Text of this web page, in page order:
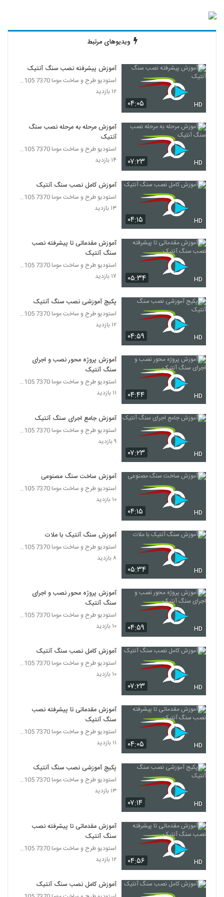
ویدیوهای مرتبط
۰۴:۰۵ HD
آموزش پیشرفته نصب سنگ آنتیک
استودیو طرح و ساخت موما 7370 7105-021
۱۲ بازدید
۰۷:۲۳ HD
آموزش مرحله به مرحله نصب سنگ
آنتیک
استودیو طرح و ساخت موما 7370 7105-021
۱۴ بازدید
۰۴:۱۵ HD
آموزش کامل نصب سنگ آنتیک
استودیو طرح و ساخت موما 7370 7105-021
۱۳ بازدید
۰۵:۳۴ HD
آموزش مقدماتی تا پیشرفته نصب
سنگ آنتیک
استودیو طرح و ساخت موما 7370 7105-021
۱۷ بازدید
۰۴:۵۹ HD
پکیج آموزشی نصب سنگ آنتیک
استودیو طرح و ساخت موما 7370 7105-021
۱۲ بازدید
۰۴:۴۴ HD
آموزش پروژه محور نصب و اجرای
سنگ آنتیک
استودیو طرح و ساخت موما 7370 7105-021
۱۱ بازدید
۰۷:۲۳ HD
آموزش جامع اجرای سنگ آنتیک
استودیو طرح و ساخت موما 7370 7105-021
۹ بازدید
۰۴:۱۵ HD
آموزش ساخت سنگ مصنوعی
استودیو طرح و ساخت موما 7370 7105-021
۱۰ بازدید
۰۵:۳۴ HD
آموزش سنگ آنتیک با ملات
استودیو طرح و ساخت موما 7370 7105-021
۸ بازدید
۰۴:۵۹ HD
آموزش پروژه محور نصب و اجرای
سنگ آنتیک
استودیو طرح و ساخت موما 7370 7105-021
۱۰ بازدید
۰۷:۲۳ HD
آموزش کامل نصب سنگ آنتیک
استودیو طرح و ساخت موما 7370 7105-021
۱۰ بازدید
۰۴:۰۵ HD
آموزش مقدماتی تا پیشرفته نصب
سنگ آنتیک
استودیو طرح و ساخت موما 7370 7105-021
۱۱ بازدید
۰۷:۱۴ HD
پکیج آموزشی نصب سنگ آنتیک
استودیو طرح و ساخت موما 7370 7105-021
۱۳ بازدید
۰۴:۵۶ HD
آموزش مقدماتی تا پیشرفته نصب
سنگ آنتیک
استودیو طرح و ساخت موما 7370 7105-021
۱۲ بازدید
آموزش کامل نصب سنگ آنتیک